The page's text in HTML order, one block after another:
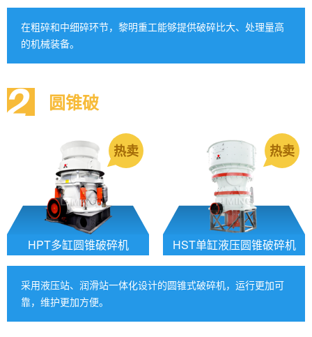
在粗碎和中细碎环节，黎明重工能够提供破碎比大、处理量高
的机械装备。
2 圆锥破
热卖
HPT多缸圆锥破碎机
热卖
HST单缸液压圆锥破碎机
采用液压站、润滑站一体化设计的圆锥式破碎机，运行更加可
靠，维护更加方便。